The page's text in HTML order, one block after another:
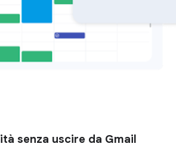
senza uscire da Gmail